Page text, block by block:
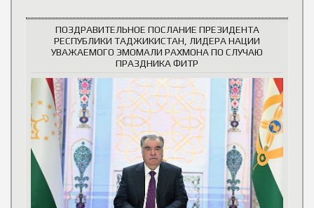
ПОЗДРАВИТЕЛЬНОЕ ПОСЛАНИЕ ПРЕЗИДЕНТА
РЕСПУБЛИКИ ТАДЖИКИСТАН, ЛИДЕРА НАЦИИ
УВАЖАЕМОГО ЭМОМАЛИ РАХМОНА ПО СЛУЧАЮ
ПРАЗДНИКА ФИТР